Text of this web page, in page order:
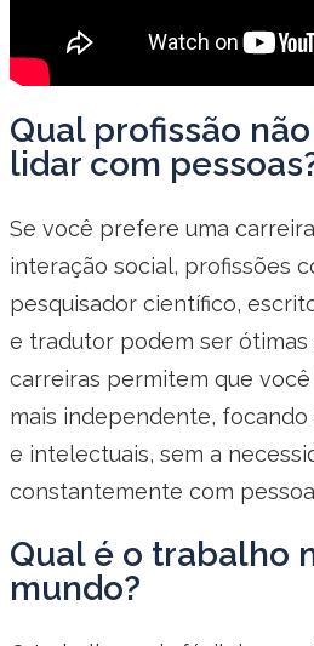
Qual profissão
lidar com
Se você prefere uma
interação social, profissões
pesquisador científico,
e tradutor podem ser ótimas
carreiras permitem que
mais independente,
e intelectuais, sem a
constantemente com
Qual é o trabalho
mundo?